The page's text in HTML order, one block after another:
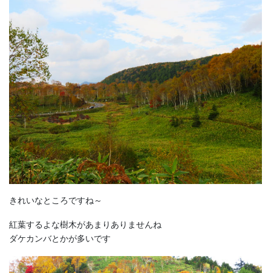
きれいなところですね～
紅葉するよな樹木があまりありませんね
ダケカンバとかが多いです